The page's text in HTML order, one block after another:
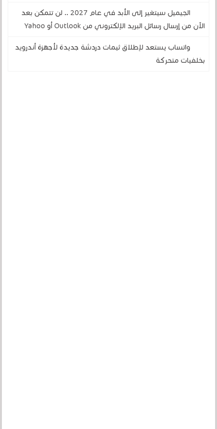
الجيميل سيتغير إلى الأبد في عام 2027 .. لن تتمكن بعد
الآن من إرسال رسائل البريد الإلكتروني من Outlook أو Yahoo
واتساب يستعد لإطلاق ثيمات دردشة جديدة لأجهزة أندرويد
بخلفيات متحركة